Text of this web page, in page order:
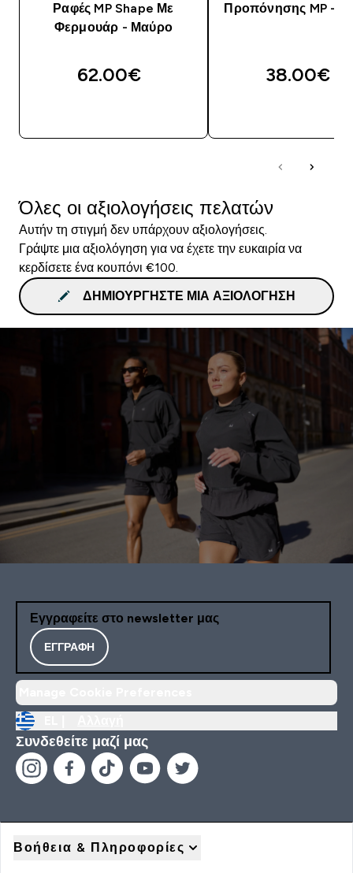
Ραφές MP Shape Με
Φερμουάρ - Μαύρο
62.00€‎
Προπόνησης MP -
38.00€‎
Όλες οι αξιολογήσεις πελατών
Αυτήν τη στιγμή δεν υπάρχουν αξιολογήσεις.
Γράψτε μια αξιολόγηση για να έχετε την ευκαιρία να
κερδίσετε ένα κουπόνι €100.
ΔΗΜΙΟΥΡΓΉΣΤΕ ΜΙΑ ΑΞΙΟΛΌΓΗΣΗ
Εγγραφείτε στο newsletter μας
ΕΓΓΡΑΦΉ
Συνδεθείτε μαζί μας
Βοήθεια & Πληροφορίες